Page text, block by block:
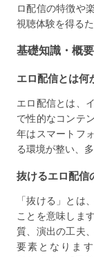
ロ配信の特徴や
視聴体験を得る
基礎知識・概
エロ配信とは何
エロ配信とは、
で性的なコンテ
年はスマートフ
る環境が整い、
抜けるエロ配信
「抜ける」とは
ことを意味しま
質、演出の工夫
要素となりま